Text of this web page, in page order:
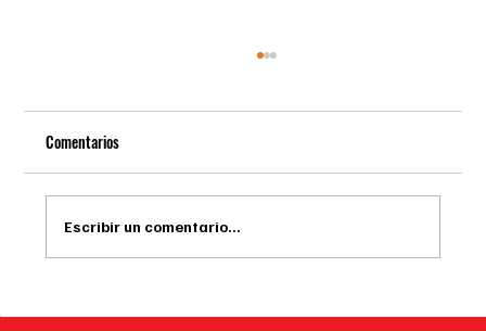
🍫 La Torta de Bruce llegó a Gourmand: el postre
Comentarios
Escribir un comentario...